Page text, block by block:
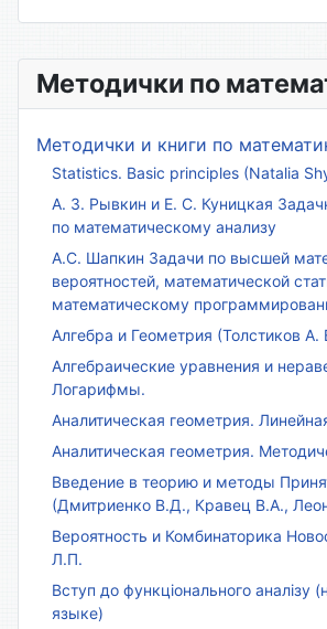
Методички по
Методички и книги по
Statistics. Basic principles (Natalia
А. З. Рывкин и Е. С. Куницкая
по математическому анализу
А.С. Шапкин Задачи по высшей
вероятностей, математической
математическому
Алгебра и Геометрия (Толстиков А.
Алгебраические уравнения и
Логарифмы.
Аналитическая геометрия.
Аналитическая геометрия.
Введение в теорию и методы
(Дмитриенко В.Д., Кравец В.А.,
Вероятность и Комбинаторика
Л.П.
Вступ до функціонального аналізу
языке)